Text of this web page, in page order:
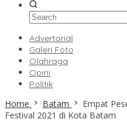
Advertorial
Galeri Foto
Olahraga
Opini
Politik
Home Batam
Empat
Festival 2021 di Kota Batam